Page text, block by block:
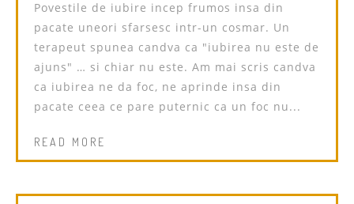
Povestile de iubire incep frumos insa din
pacate uneori sfarsesc intr-un cosmar. Un
terapeut spunea candva ca "iubirea nu este de
ajuns" … si chiar nu este. Am mai scris candva
ca iubirea ne da foc, ne aprinde insa din
pacate ceea ce pare puternic ca un foc nu...
READ MORE